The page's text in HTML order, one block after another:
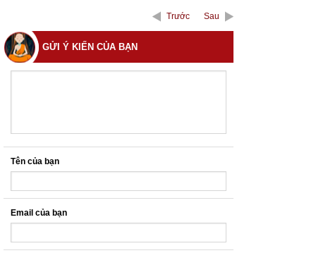
Trước Sau
GỬI Ý KIẾN CỦA BẠN
Tên của bạn
Email của bạn